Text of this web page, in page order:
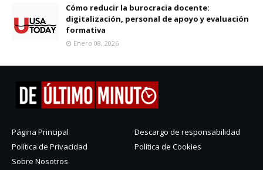
Cómo reducir la burocracia docente:
digitalización, personal de apoyo y evaluación
formativa
Enero 08, 2026
Página Principal
Descargo de responsabilidad
Política de Privacidad
Política de Cookies
Sobre Nosotros